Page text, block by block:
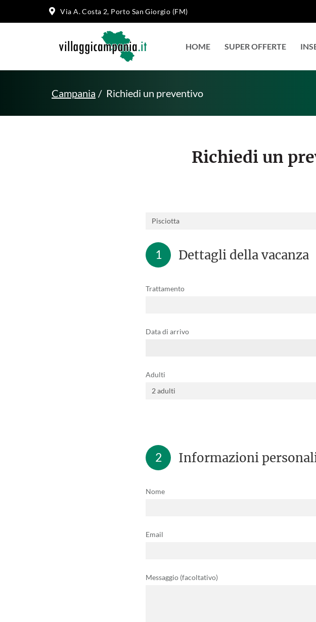
Via A. Costa 2, Porto San Giorgio (FM)
HOME SUPER OFFERTE
Campania Richiedi un preventivo
Richiedi un
Destinazione:
1 Dettagli della vacanza
Trattamento
Data di arrivo
Adulti
2 Informazioni
Nome
Email
Messaggio (facoltativo)